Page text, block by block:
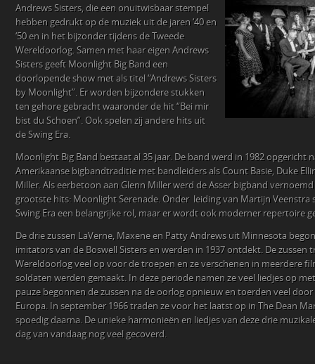
Andrews Sisters, die een onuitwisbaar stempel
hebben gedrukt op de muziek uit de jaren ‘40 en
‘50 en in het bijzonder tijdens de Tweede
Wereldoorlog. Samen met haar eigen Andrews
Sisters geeft Moonlight Big Band een
doorlopende show met als titel “Andrews Sisters
by Moonlight”. Er worden bijzondere stukken
ten gehore gebracht waaronder de hit “Bei mir
bist du Schoen”. Ook spelen zij andere hits uit
de Swing Era.
Moonlight Big Band bestaat al 35 jaar. De band werd in 1982 opgericht
Amerikaanse bigbandtraditie met bandleiders als Count Basie, Duke
Miller. Als eerbetoon aan Glenn Miller werd de Asser bigband
grootste hits: Moonlight Serenade. Onder leiding van Martijn Veenstra
Swing Era een belangrijke rol, maar er wordt ook moderner repertoire
De drie zussen LaVerne, Maxene en Patty Andrews uit Minnesota
imitators van de Boswell Sisters en werden in 1937 ontdekt. De zussen
Wereldoorlog veel op voor de troepen en ze verschenen in meerdere
soldaten werden gemaakt. In deze periode namen ze veel liedjes op
pauze begonnen de zussen na de oorlog opnieuw en toerden veel
Europa. In september 1966 traden ze voor het laatst op in The Dean
spoedig daarna. De unieke harmonieën en liedjes van deze drie
dag van vandaag nog veel gecoverd.